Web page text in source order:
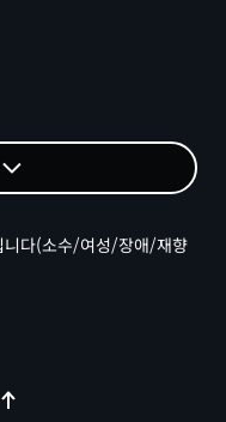
다(소수/여성/장애/재향